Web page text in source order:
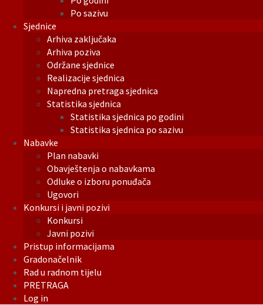
Po sazivu
Sjednice
Arhiva zaključaka
Arhiva poziva
Održane sjednice
Realizacije sjednica
Napredna pretraga sjednica
Statistika sjednica
Statistika sjednica po godini
Statistika sjednica po sazivu
Nabavke
Plan nabavki
Obavještenja o nabavkama
Odluke o izboru ponuđača
Ugovori
Konkursi i javni pozivi
Konkursi
Javni pozivi
Pristup informacijama
Gradonačelnik
Rad u radnom tijelu
PRETRAGA
Log in